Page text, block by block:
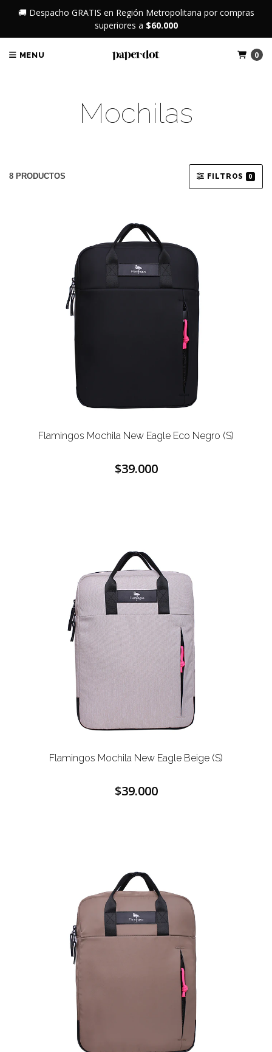
🚚 Despacho GRATIS en Región Metropolitana por compras
superiores a $60.000
MENU 0
Mochilas
8 PRODUCTOS FILTROS 0
Flamingos Mochila New Eagle Eco Negro (S)
$39.000
Flamingos Mochila New Eagle Beige (S)
$39.000